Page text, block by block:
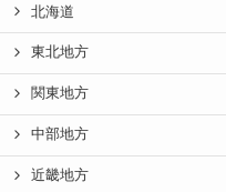
北海道
東北地方
関東地方
中部地方
近畿地方